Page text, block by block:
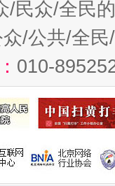
/民众/全民
/公共/全
010-